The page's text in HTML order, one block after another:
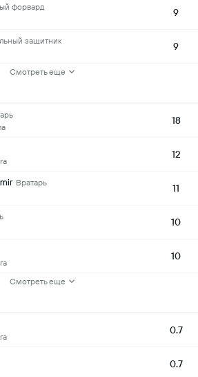
форвард
9
защитник
9
Смотреть еще
18
12
Вратарь
11
10
10
Смотреть еще
0.7
0.7